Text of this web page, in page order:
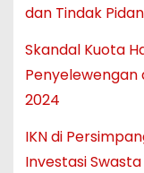
dan Tindak
Skandal Kuota
Penyelewengan
2024
IKN di
Investasi